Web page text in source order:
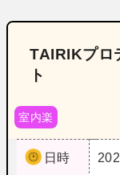
TAIRIKプロ
ト
室内楽
日時